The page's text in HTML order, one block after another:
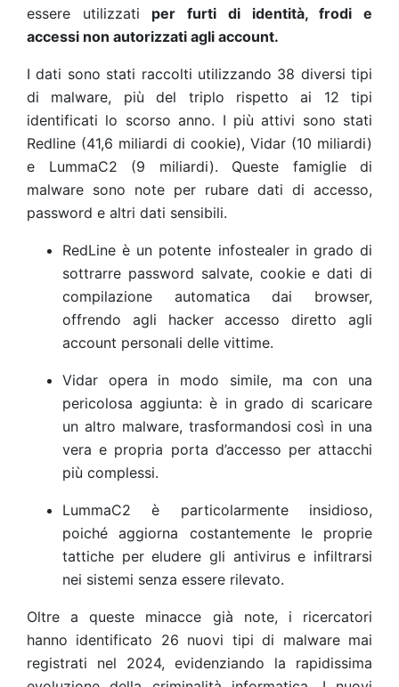
essere utilizzati per furti di identità, frodi e
accessi non autorizzati agli account.
I dati sono stati raccolti utilizzando 38 diversi tipi
di malware, più del triplo rispetto ai 12 tipi
identificati lo scorso anno. I più attivi sono stati
Redline (41,6 miliardi di cookie), Vidar (10 miliardi)
e LummaC2 (9 miliardi). Queste famiglie di
malware sono note per rubare dati di accesso,
password e altri dati sensibili.
RedLine è un potente infostealer in grado di
sottrarre password salvate, cookie e dati di
compilazione automatica dai browser,
offrendo agli hacker accesso diretto agli
account personali delle vittime.
Vidar opera in modo simile, ma con una
pericolosa aggiunta: è in grado di scaricare
un altro malware, trasformandosi così in una
vera e propria porta d’accesso per attacchi
più complessi.
LummaC2 è particolarmente insidioso,
poiché aggiorna costantemente le proprie
tattiche per eludere gli antivirus e infiltrarsi
nei sistemi senza essere rilevato.
Oltre a queste minacce già note, i ricercatori
hanno identificato 26 nuovi tipi di malware mai
registrati nel 2024, evidenziando la rapidissima